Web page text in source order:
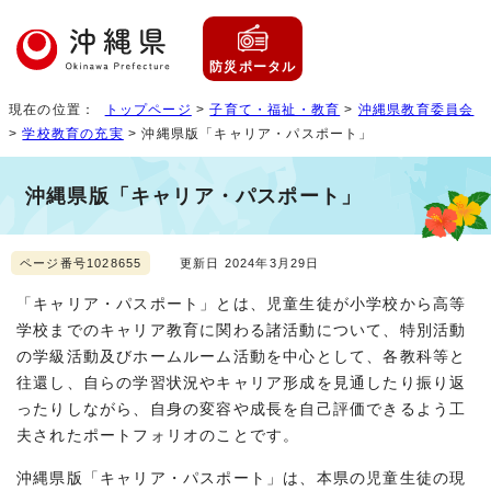
防災ポータル
現在の位置： トップページ >子育て・福祉・教育 > 沖縄県教育委員会
>学校教育の充実 > 沖縄県版「キャリア・パスポート」
沖縄県版「キャリア・パスポート」
ページ番号1028655 更新日 2024年3月29日
「キャリア・パスポート」とは、児童生徒が小学校から高等
学校までのキャリア教育に関わる諸活動について、特別活動
の学級活動及びホームルーム活動を中心として、各教科等と
往還し、自らの学習状況やキャリア形成を見通したり振り返
ったりしながら、自身の変容や成長を自己評価できるよう工
夫されたポートフォリオのことです。
沖縄県版「キャリア・パスポート」は、本県の児童生徒の現